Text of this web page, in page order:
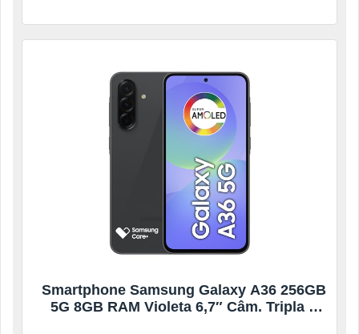
Smartphone Samsung Galaxy A36 256GB
5G 8GB RAM Violeta 6,7″ Câm. Tripla +